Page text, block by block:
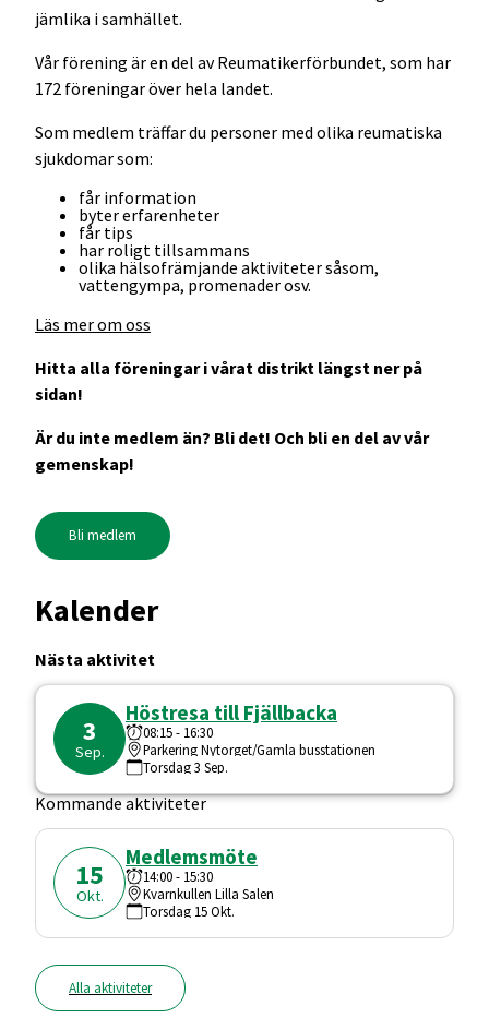
jämlika i samhället.
Vår förening är en del av Reumatikerförbundet, som har
172 föreningar över hela landet.
Som medlem träffar du personer med olika reumatiska
sjukdomar som:
får information
byter erfarenheter
får tips
har roligt tillsammans
olika hälsofrämjande aktiviteter såsom,
vattengympa, promenader osv.
Läs mer om oss
Hitta alla föreningar i vårat distrikt längst ner på
sidan!
Är du inte medlem än? Bli det! Och bli en del av vår
gemenskap!
Bli medlem
Kalender
Nästa aktivitet
3
Sep.
Höstresa till Fjällbacka
08:15- 16:30
Parkering Nytorget/Gamla busstationen
Torsdag3 Sep.
Kommande aktiviteter
15
Okt.
Medlemsmöte
14:00- 15:30
Kvarnkullen Lilla Salen
Torsdag 15Okt.
Alla aktiviteter